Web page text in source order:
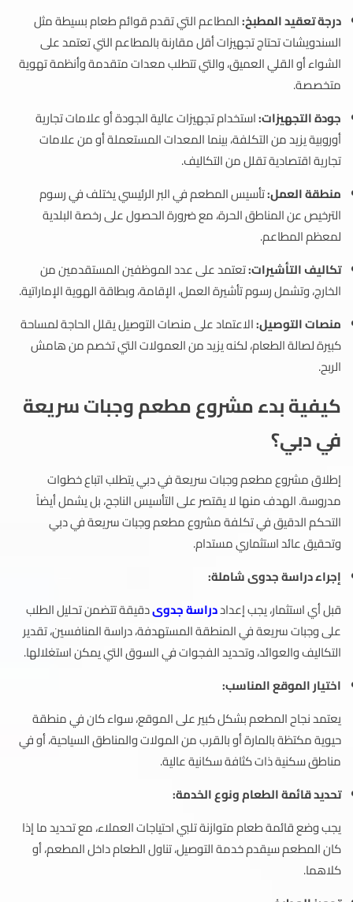
درجة تعقيد المطبخ:المطاعم التي تقدم قوائم طعام بسيطة مثل
السندويشات تحتاج تجهيزات أقل مقارنة بالمطاعم التي تعتمد على
الشواء أو القلي العميق، والتي تتطلب معدات متقدمة وأنظمة تهوية
متخصصة.
جودة التجهيزات:استخدام تجهيزات عالية الجودة أو علامات تجارية
أوروبية يزيد من التكلفة، بينما المعدات المستعملة أو من علامات
تجارية اقتصادية تقلل من التكاليف.
منطقة العمل:تأسيس المطعم في البر الرئيسي يختلف في رسوم
الترخيص عن المناطق الحرة، مع ضرورة الحصول على رخصة البلدية
لمعظم المطاعم.
تكاليف التأشيرات:تعتمد على عدد الموظفين المستقدمين من
الخارج، وتشمل رسوم تأشيرة العمل، الإقامة، وبطاقة الهوية الإماراتية.
منصات التوصيل:الاعتماد على منصات التوصيل يقلل الحاجة لمساحة
كبيرة لصالة الطعام، لكنه يزيد من العمولات التي تخصم من هامش
الربح.
كيفية بدء مشروع مطعم وجبات سريعة
في دبي؟
إطلاق مشروع مطعم وجبات سريعة في دبي يتطلب اتباع خطوات
مدروسة. الهدف منها لا يقتصر على التأسيس الناجح، بل يشمل أيضاً
التحكم الدقيق في تكلفة مشروع مطعم وجبات سريعة في دبي
وتحقيق عائد استثماري مستدام.
إجراء دراسة جدوى شاملة:
قبل أي استثمار، يجب إعداددراسة جدوىدقيقة تتضمن تحليل الطلب
على وجبات سريعة في المنطقة المستهدفة، دراسة المنافسين، تقدير
التكاليف والعوائد، وتحديد الفجوات في السوق التي يمكن استغلالها.
اختيار الموقع المناسب:
يعتمد نجاح المطعم بشكل كبير على الموقع، سواء كان في منطقة
حيوية مكتظة بالمارة أو بالقرب من المولات والمناطق السياحية، أو في
مناطق سكنية ذات كثافة سكانية عالية.
تحديد قائمة الطعام ونوع الخدمة:
يجب وضع قائمة طعام متوازنة تلبي احتياجات العملاء، مع تحديد ما إذا
كان المطعم سيقدم خدمة التوصيل، تناول الطعام داخل المطعم، أو
كلاهما.